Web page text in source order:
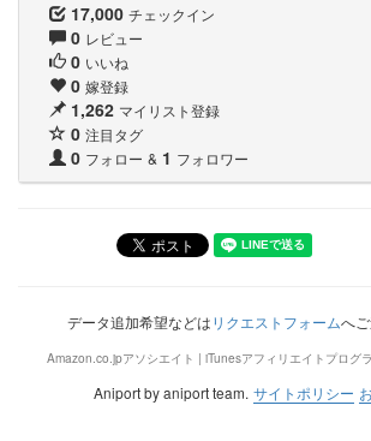
17,000 チェックイン
0 レビュー
0 いいね
0 嫁登録
1,262 マイリスト登録
0 注目タグ
0 フォロー & 1 フォロワー
データ追加希望などはリクエストフォームへ
Amazon.co.jpアソシエイト | iTunesアフィリエイトプログ
Aniport by aniport team. サイトポリシー